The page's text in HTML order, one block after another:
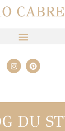
DU